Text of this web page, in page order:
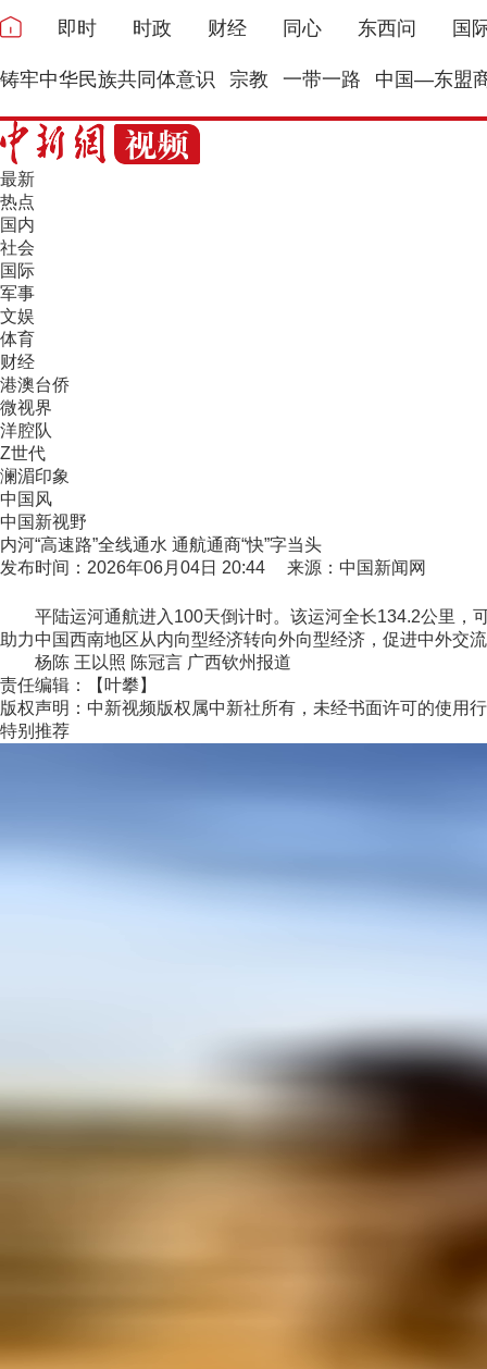
即时 时政 财经 同心 东西问 国
铸牢中华民族共同体意识 宗教 一带一路 中国—东盟
最新
热点
国内
社会
国际
军事
文娱
体育
财经
港澳台侨
微视界
洋腔队
Z世代
澜湄印象
中国风
中国新视野
内河“高速路”全线通水 通航通商“快”字当头
发布时间：2026年06月04日 20:44 来源：中国新闻网
平陆运河通航进入100天倒计时。该运河全长134.2公里，
助力中国西南地区从内向型经济转向外向型经济，促进中外交
杨陈 王以照 陈冠言 广西钦州报道
责任编辑：【叶攀】
版权声明：中新视频版权属中新社所有，未经书面许可的使用
特别推荐